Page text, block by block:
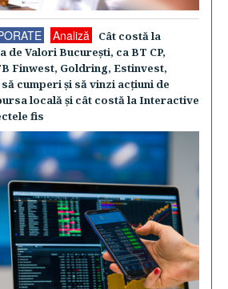
Analiză
Cât costă la
Valori Bucureşti, ca BT CP,
Finwest, Goldring, Estinvest,
cumperi şi să vinzi acţiuni de
locală şi cât costă la Interactive
fis